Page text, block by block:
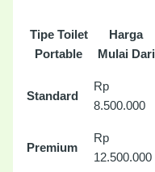
Tipe Toilet
Portable
Harga
Mulai Dari
Standard
Rp
8.500.000
Premium
Rp
12.500.000